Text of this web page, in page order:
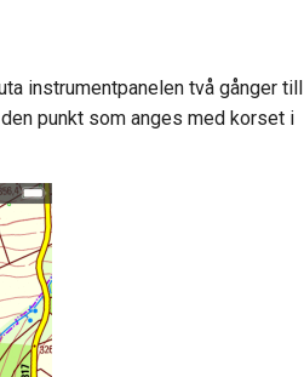
instrumentpanelen två gånger till
punkt som anges med korset i